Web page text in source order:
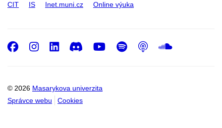
CIT IS Inet.muni.cz Online výuka
© 2026 Masarykova univerzita
Správce webu
Cookies
Facebook
Instagram
LinkedIn
DiscordYoutube
Spotify
Podcast